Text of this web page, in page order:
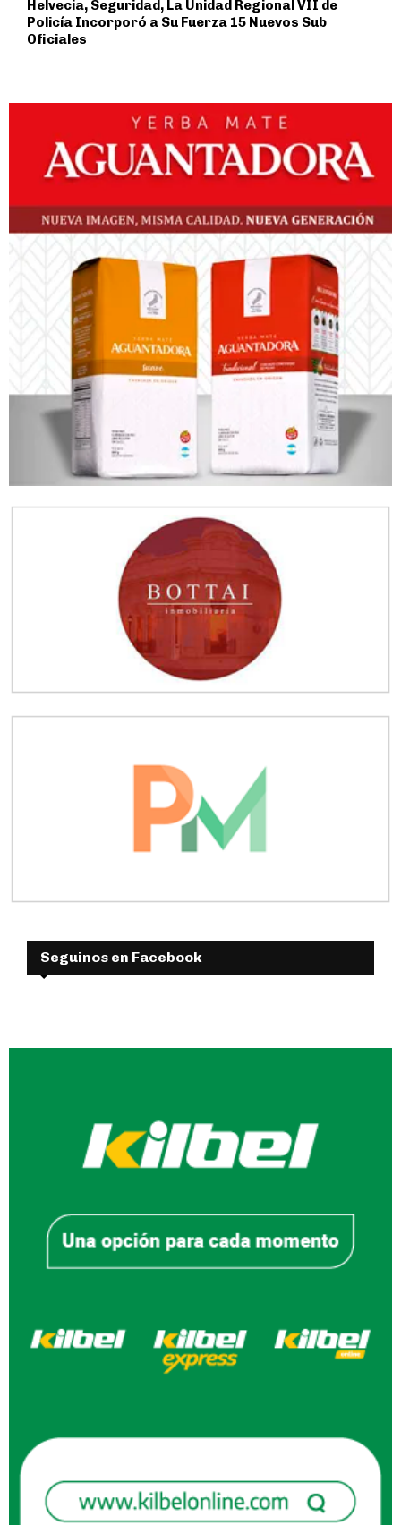
Helvecia, Seguridad, La Unidad Regional VII de
Policía Incorporó a Su Fuerza 15 Nuevos Sub
Oficiales
Seguinos en Facebook